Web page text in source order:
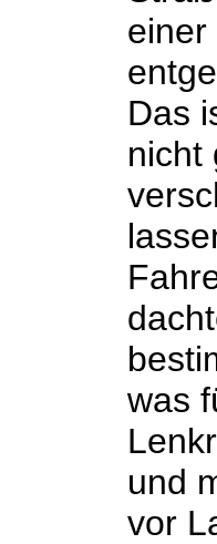
einer
Das
nicht
was
und
vor